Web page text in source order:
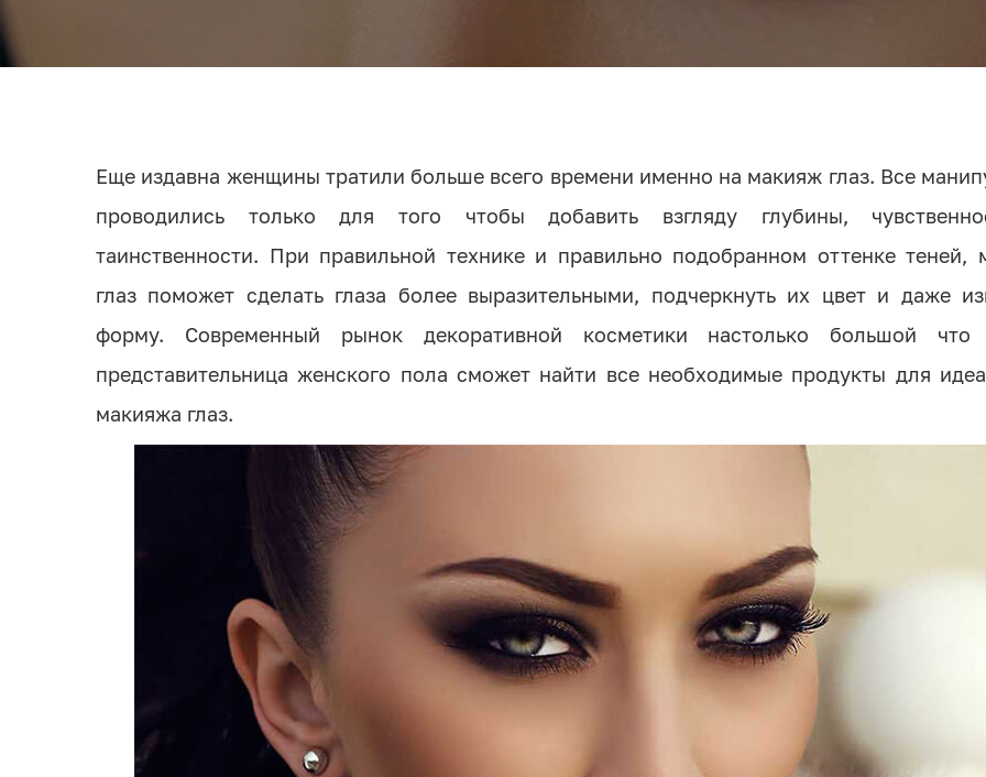
Еще издавна женщины тратили больше всего времени именно на макияж глаз. Все
проводились только для того чтобы добавить взгляду глубины,
таинственности. При правильной технике и правильно подобранном оттенке теней,
глаз поможет сделать глаза более выразительными, подчеркнуть их цвет и даже
форму. Современный рынок декоративной косметики настолько большой что
представительница женского пола сможет найти все необходимые продукты для
макияжа глаз.